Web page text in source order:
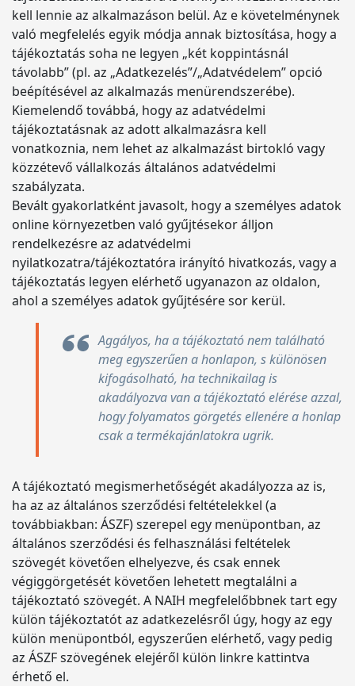
kell lennie az alkalmazáson belül. Az e követelménynek
való megfelelés egyik módja annak biztosítása, hogy a
tájékoztatás soha ne legyen „két koppintásnál
távolabb” (pl. az „Adatkezelés”/„Adatvédelem” opció
beépítésével az alkalmazás menürendszerébe).
Kiemelendő továbbá, hogy az adatvédelmi
tájékoztatásnak az adott alkalmazásra kell
vonatkoznia, nem lehet az alkalmazást birtokló vagy
közzétevő vállalkozás általános adatvédelmi
szabályzata.
Bevált gyakorlatként javasolt, hogy a személyes adatok
online környezetben való gyűjtésekor álljon
rendelkezésre az adatvédelmi
nyilatkozatra/tájékoztatóra irányító hivatkozás, vagy a
tájékoztatás legyen elérhető ugyanazon az oldalon,
ahol a személyes adatok gyűjtésére sor kerül.
Aggályos, ha a tájékoztató nem található
meg egyszerűen a honlapon, s különösen
kifogásolható, ha technikailag is
akadályozva van a tájékoztató elérése azzal,
hogy folyamatos görgetés ellenére a honlap
csak a termékajánlatokra ugrik.
A tájékoztató megismerhetőségét akadályozza az is,
ha az az általános szerződési feltételekkel (a
továbbiakban: ÁSZF) szerepel egy menüpontban, az
általános szerződési és felhasználási feltételek
szövegét követően elhelyezve, és csak ennek
végiggörgetését követően lehetett megtalálni a
tájékoztató szövegét. A NAIH megfelelőbbnek tart egy
külön tájékoztatót az adatkezelésről úgy, hogy az egy
külön menüpontból, egyszerűen elérhető, vagy pedig
az ÁSZF szövegének elejéről külön linkre kattintva
érhető el.